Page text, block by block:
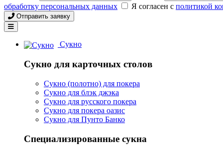
обработку персональных данных
Я согласен с политикой
Отправить заявку
Сукно
Сукно для карточных столов
Сукно (полотно) для покера
Сукно для блэк джэка
Сукно для русского покера
Сукно для покера оазис
Сукно для Пунто Банко
Специализированные сукна